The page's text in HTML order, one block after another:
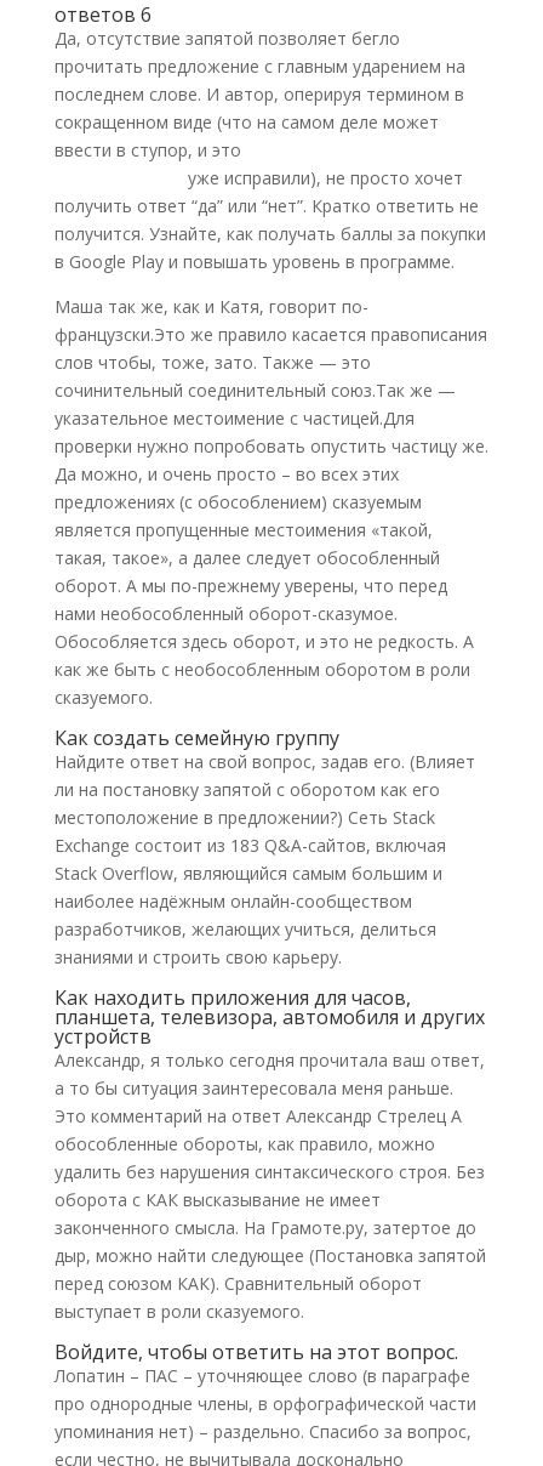
ответов 6
Да, отсутствие запятой позволяет бегло
прочитать предложение с главным ударением на
последнем слове. И автор, оперируя термином в
сокращенном виде (что на самом деле может
ввести в ступор, и это
уже исправили), не просто хочет
получить ответ “да” или “нет”. Кратко ответить не
получится. Узнайте, как получать баллы за покупки
в Google Play и повышать уровень в программе.
Маша так же, как и Катя, говорит по-
французски.Это же правило касается правописания
слов чтобы, тоже, зато. Также — это
сочинительный соединительный союз.Так же —
указательное местоимение с частицей.Для
проверки нужно попробовать опустить частицу же.
Да можно, и очень просто – во всех этих
предложениях (с обособлением) сказуемым
является пропущенные местоимения «такой,
такая, такое», а далее следует обособленный
оборот. А мы по-прежнему уверены, что перед
нами необособленный оборот-сказумое.
Обособляется здесь оборот, и это не редкость. А
как же быть с необособленным оборотом в роли
сказуемого.
Как создать семейную группу
Найдите ответ на свой вопрос, задав его. (Влияет
ли на постановку запятой с оборотом как его
местоположение в предложении?) Сеть Stack
Exchange состоит из 183 Q&A-сайтов, включая
Stack Overflow, являющийся самым большим и
наиболее надёжным онлайн-сообществом
разработчиков, желающих учиться, делиться
знаниями и строить свою карьеру.
Как находить приложения для часов,
планшета, телевизора, автомобиля и других
устройств
Александр, я только сегодня прочитала ваш ответ,
а то бы ситуация заинтересовала меня раньше.
Это комментарий на ответ Александр Стрелец А
обособленные обороты, как правило, можно
удалить без нарушения синтаксического строя. Без
оборота с КАК высказывание не имеет
законченного смысла. На Грамоте.ру, затертое до
дыр, можно найти следующее (Постановка запятой
перед союзом КАК). Сравнительный оборот
выступает в роли сказуемого.
Войдите, чтобы ответить на этот вопрос.
Лопатин – ПАС – уточняющее слово (в параграфе
про однородные члены, в орфографической части
упоминания нет) – раздельно. Спасибо за вопрос,
если честно, не вычитывала досконально